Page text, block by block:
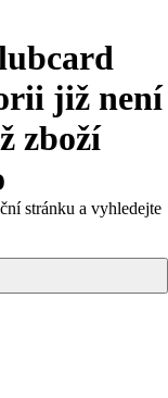
již není
zboží
stránku a vyhledejte